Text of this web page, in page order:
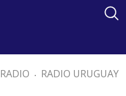
RADIO . RADIO URUGUAY